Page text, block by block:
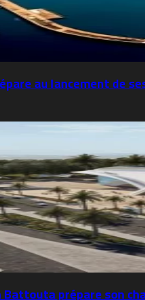
au lancement de
prépare son